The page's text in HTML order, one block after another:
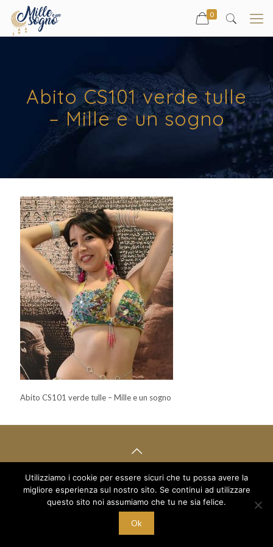
0
Abito CS101 verde tulle
– Mille e un sogno
Abito CS101 verde tulle – Mille e un sogno
© 2018 Mille e un Sogno di Boboc Ramona Oana - via Arduino 5
/a - C/O Palestra Alexandria
C.F. BBC RNN 78T68 Z129M - P.I. 10221700015
Utilizziamo i cookie per essere sicuri che tu possa avere la
migliore esperienza sul nostro sito. Se continui ad utilizzare
questo sito noi assumiamo che tu ne sia felice.
Ok